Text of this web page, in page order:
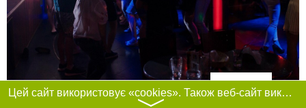
Фільтри
Цей сайт використовує «cookies». Також веб-сайт використовує інтернет-сервіс для збору технічних даних стосовно відвідувачів з метою отримання маркетингової та статистичної інформації. Умови обробки даних відвідувачів сайту див.
〉